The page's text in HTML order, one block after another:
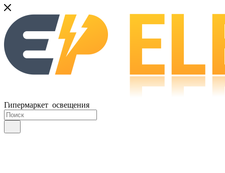
Гипермаркет освещения